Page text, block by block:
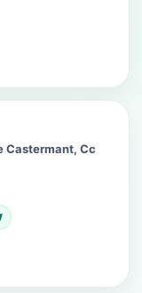
Castermant, Cc